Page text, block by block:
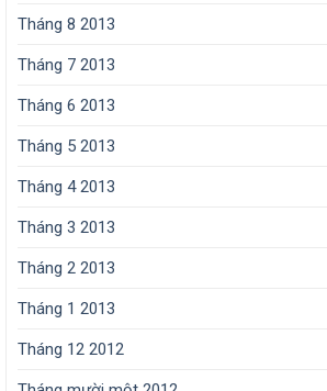
Tháng 8 2013
Tháng 7 2013
Tháng 6 2013
Tháng 5 2013
Tháng 4 2013
Tháng 3 2013
Tháng 2 2013
Tháng 1 2013
Tháng 12 2012